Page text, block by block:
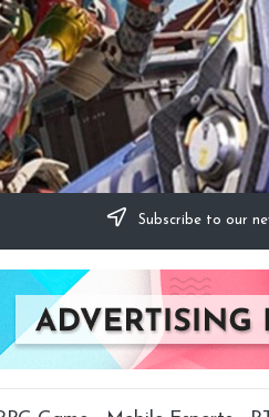
Subscribe to our